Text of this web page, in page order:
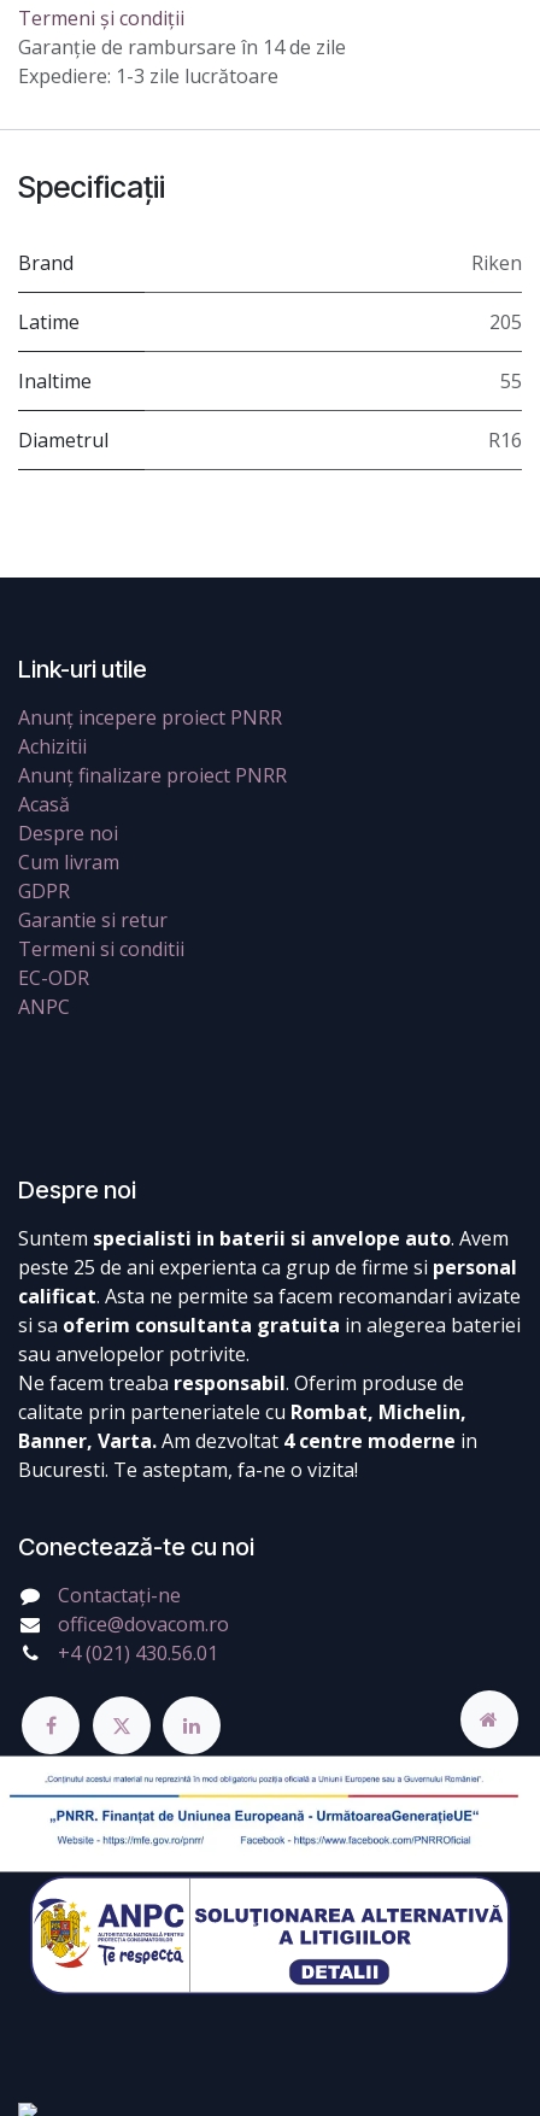
Termeni și condiții
Garanție de rambursare în 14 de zile
Expediere: 1-3 zile lucrătoare
Specificații
Brand Riken
Latime 205
Inaltime 55
Diametrul R16
Link-uri utile
Anunț incepere proiect PNRR
Achizitii
Anunț finalizare proiect PNRR
Acasă
Despre noi
Cum livram
GDPR
Garantie si retur
Termeni si conditii
EC-ODR
ANPC
Despre noi
Suntem specialisti in baterii si anvelope auto. Avem
peste 25 de ani experienta ca grup de firme si personal
calificat. Asta ne permite sa facem recomandari avizate
si sa oferim consultanta gratuita in alegerea bateriei
sau anvelopelor potrivite.
Ne facem treaba responsabil. Oferim produse de
calitate prin parteneriatele cu Rombat, Michelin,
Banner, Varta.Am dezvoltat 4 centre moderne in
Bucuresti. Te asteptam, fa-ne o vizita!
Conectează-te cu noi
Contactați-ne
office@dovacom.ro
+4 (021) 430.56.01